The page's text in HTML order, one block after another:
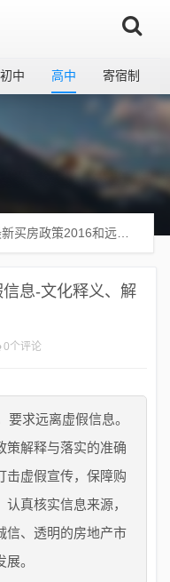
初中 高中 寄宿制
房政策2016和远离虚假信息-文化释义、解释与落实
息-文化释义、解
0个评论
求远离虚假信息。
策解释与落实的准确
击虚假宣传，保障购
真核实信息来源，
信、透明的房地产市
。